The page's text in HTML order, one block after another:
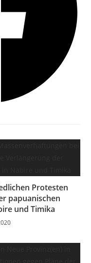
Protesten
papuanischen
und Timika